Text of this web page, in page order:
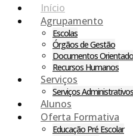
Início
Agrupamento
Escolas
Órgãos de Gestão
Documentos
Recursos Humanos
Serviços
Serviços Administrativos
Alunos
Oferta Formativa
Educação Pré Escolar